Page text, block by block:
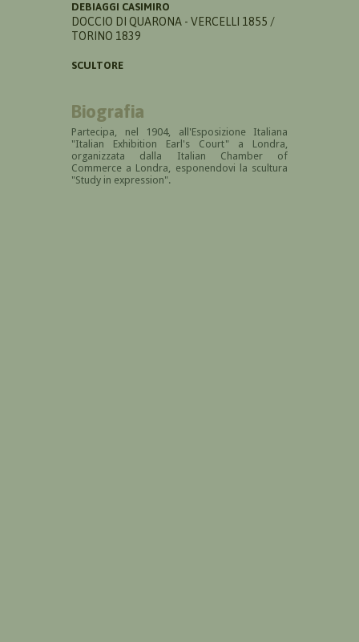
DEBIAGGI CASIMIRO
DOCCIO DI QUARONA - VERCELLI 1855 /
TORINO 1839
SCULTORE
Biografia
Partecipa, nel 1904, all'Esposizione Italiana
"Italian Exhibition Earl's Court" a Londra,
organizzata dalla Italian Chamber of
Commerce a Londra, esponendovi la scultura
"Study in expression".